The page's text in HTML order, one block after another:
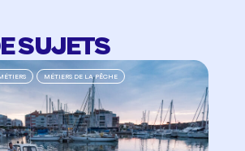
SUJETS
MÉTIERS DE LA PÊCHE